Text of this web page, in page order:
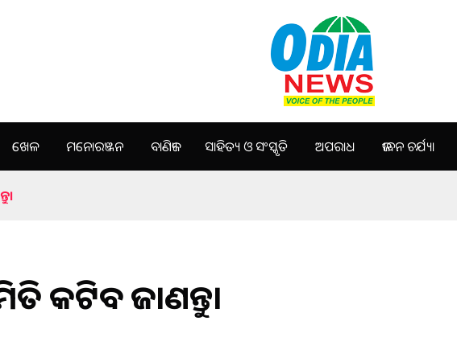
ଖେଳ ମନୋରଞ୍ଜନ ବାଣିଜ୍ୟ ସାହିତ୍ୟ ଓ ସଂସ୍କୃତି ଅପରାଧ ଜୀବନ ଚର୍ଯ୍ୟା
କଟିବ ଜାଣନ୍ତୁ।